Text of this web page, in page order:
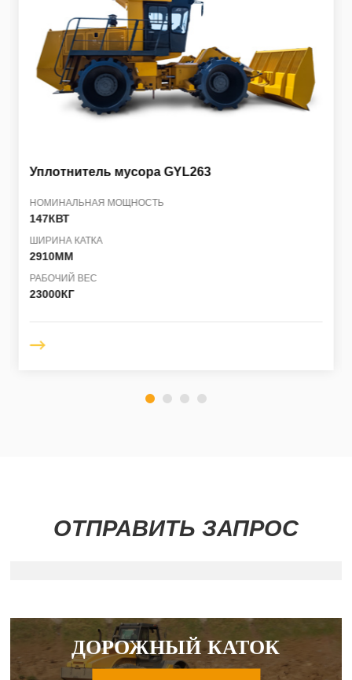
Уплотнитель мусораGYL263
НОМИНАЛЬНАЯ МОЩНОСТЬ
147КВТ
ШИРИНА КАТКА
2910ММ
РАБОЧИЙ ВЕС
23000КГ
ОТПРАВИТЬ ЗАПРОС
ДОРОЖНЫЙ КАТОК